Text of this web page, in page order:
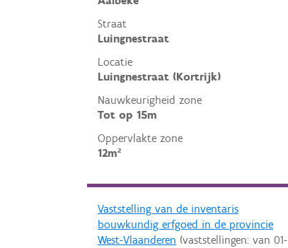
Straat
Luingnestraat
Locatie
Luingnestraat (Kortrijk)
Nauwkeurigheid zone
Tot op 15m
Oppervlakte zone
12m²
Vaststelling van de inventaris
bouwkundig erfgoed in de provincie
West-Vlaanderen (vaststellingen: van 01-